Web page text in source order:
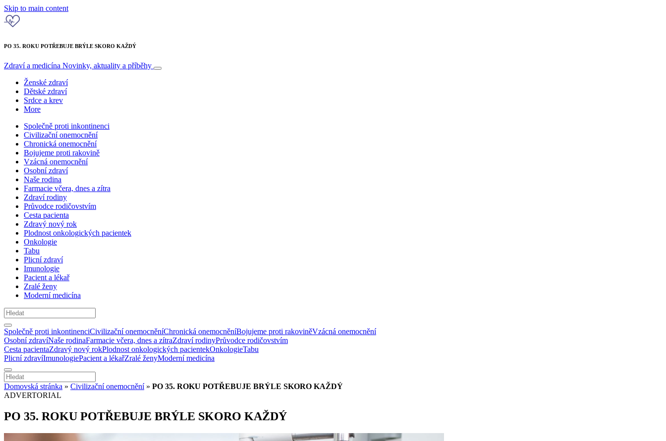
Skip to main content
PO 35. ROKU POTŘEBUJE BRÝLE SKORO KAŽDÝ
Zdraví a medicína Novinky, aktuality a příběhy
Ženské zdraví
Dětské zdraví
Srdce a krev
More
Společně proti inkontinenci
Civilizační onemocnění
Chronická onemocnění
Bojujeme proti rakovině
Vzácná onemocnění
Osobní zdraví
Naše rodina
Farmacie včera, dnes a zítra
Zdraví rodiny
Průvodce rodičovstvím
Cesta pacienta
Zdravý nový rok
Plodnost onkologických pacientek
Onkologie
Tabu
Plicní zdraví
Imunologie
Pacient a lékař
Zralé ženy
Moderní medicína
Společně proti inkontinenciCivilizační onemocněníChronická onemocněníBojujeme proti rakoviněVzácná onemocnění
Osobní zdravíNaše rodinaFarmacie včera, dnes a zítraZdraví rodinyPrůvodce rodičovstvím
Cesta pacientaZdravý nový rokPlodnost onkologických pacientekOnkologieTabu
Plicní zdravíImunologiePacient a lékařZralé ženyModerní medicína
Domovská stránka » Civilizační onemocnění» PO 35. ROKU POTŘEBUJE BRÝLE SKORO KAŽDÝ
ADVERTORIAL
PO 35. ROKU POTŘEBUJE BRÝLE SKORO KAŽDÝ